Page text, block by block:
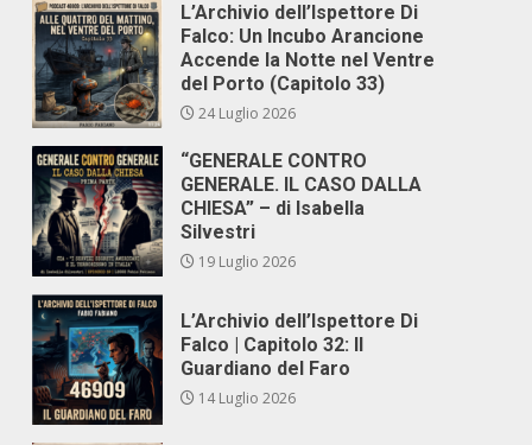
L’Archivio dell’Ispettore Di
Falco: Un Incubo Arancione
Accende la Notte nel Ventre
del Porto (Capitolo 33)
24 Luglio 2026
“GENERALE CONTRO
GENERALE. IL CASO DALLA
CHIESA” – di Isabella
Silvestri
19 Luglio 2026
L’Archivio dell’Ispettore Di
Falco | Capitolo 32: Il
Guardiano del Faro
14 Luglio 2026